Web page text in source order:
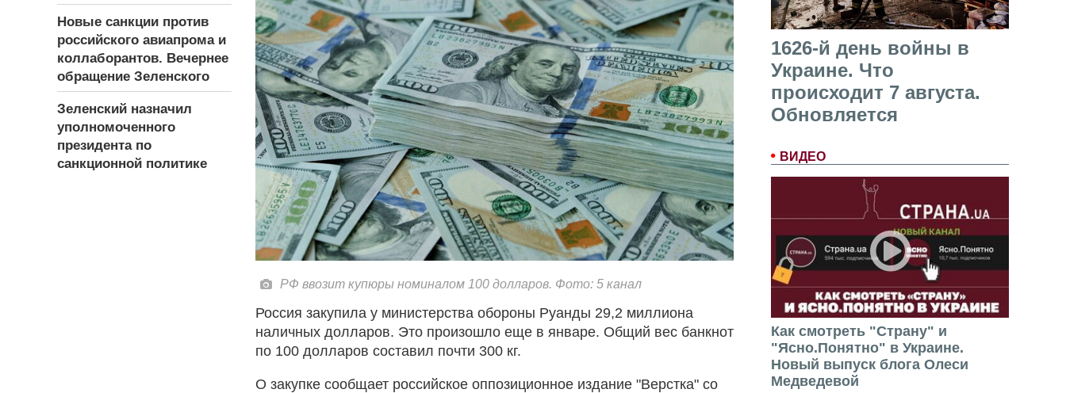
1626-й день войны в
Украине. Что
происходит 7 августа.
Обновляется
ВИДЕО
Как смотреть "Страну" и
"Ясно.Понятно" в Украине.
Новый выпуск блога Олеси
Медведевой
Новые санкции против
российского авиапрома и
коллаборантов. Вечернее
обращение Зеленского
Зеленский назначил
уполномоченного
президента по
санкционной политике
РФ ввозит купюры номиналом 100 долларов. Фото: 5 канал
Россия закупила у министерства обороны Руанды 29,2 миллиона
наличных долларов. Это произошло еще в январе. Общий вес банкнот
по 100 долларов составил почти 300 кг.
О закупке сообщает российское оппозиционное издание "Верстка" со